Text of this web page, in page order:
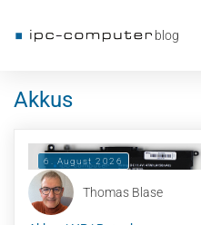
blog
Akkus
6. August 2026
Thomas Blase